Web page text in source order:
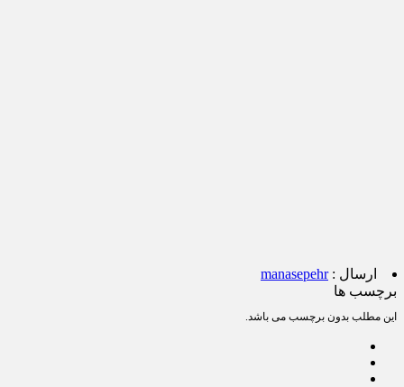
ارسال :manasepehr
برچسب ها
این مطلب بدون برچسب می باشد.